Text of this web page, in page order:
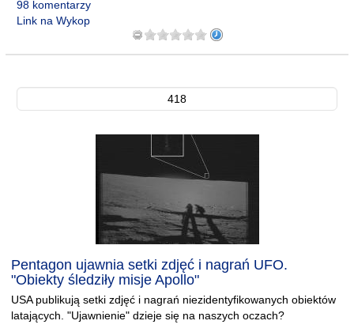
98 komentarzy
Link na Wykop
418
Pentagon ujawnia setki zdjęć i nagrań UFO.
"Obiekty śledziły misje Apollo"
USA publikują setki zdjęć i nagrań niezidentyfikowanych obiektów
latających. "Ujawnienie" dzieje się na naszych oczach?